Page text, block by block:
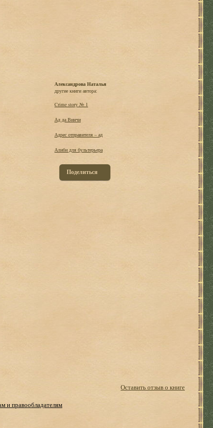
Александрова Наталья
другие книги автора:
Crime story № 1
Ад да Винчи
Адрес отправителя – ад
Алиби для бультерьера
Поделиться
Оставить отзыв о книге
и правообладателям